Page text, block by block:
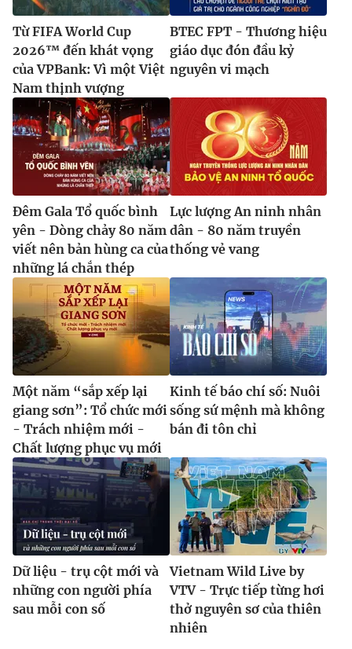
Từ FIFA World Cup
2026™ đến khát vọng
của VPBank: Vì một Việt
Nam thịnh vượng
BTEC FPT - Thương hiệu
giáo dục đón đầu kỷ
nguyên vi mạch
Đêm Gala Tổ quốc bình
yên - Dòng chảy 80 năm
viết nên bản hùng ca của
những lá chắn thép
Lực lượng An ninh nhân
dân - 80 năm truyền
thống vẻ vang
Một năm “sắp xếp lại
giang sơn”: Tổ chức mới
- Trách nhiệm mới -
Chất lượng phục vụ mới
Kinh tế báo chí số: Nuôi
sống sứ mệnh mà không
bán đi tôn chỉ
Dữ liệu - trụ cột mới và
những con người phía
sau mỗi con số
Vietnam Wild Live by
VTV - Trực tiếp từng hơi
thở nguyên sơ của thiên
nhiên